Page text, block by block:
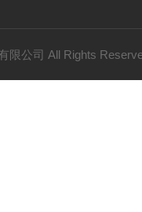
限公司 All Rights